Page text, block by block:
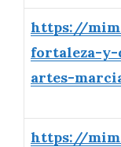
https://
fortaleza-
artes-
https://